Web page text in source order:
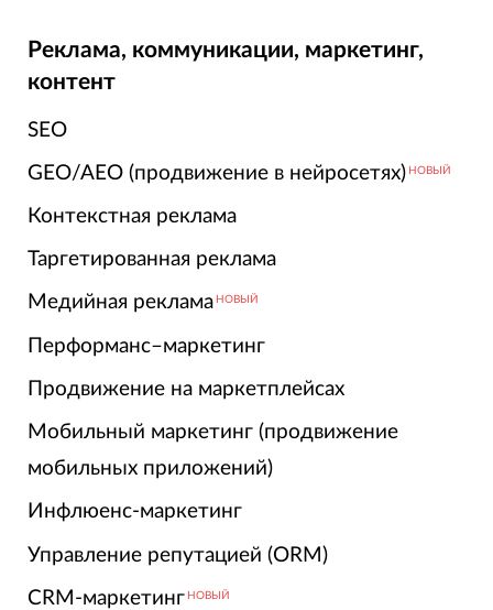
Реклама, коммуникации, маркетинг,
контент
SEO
GEO/AEO (продвижение в нейросетях) НОВЫЙ
Контекстная реклама
Таргетированная реклама
Медийная реклама НОВЫЙ
Перформанс–маркетинг
Продвижение на маркетплейсах
Мобильный маркетинг (продвижение
мобильных приложений)
Инфлюенс-маркетинг
Управление репутацией (ORM)
CRM-маркетинг НОВЫЙ